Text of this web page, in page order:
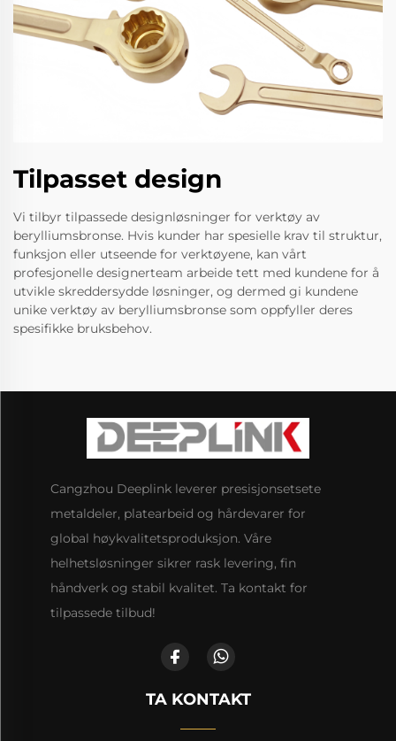
Tilpasset design
Vi tilbyr tilpassede designløsninger for verktøy av
berylliumsbronse. Hvis kunder har spesielle krav til struktur,
funksjon eller utseende for verktøyene, kan vårt
profesjonelle designerteam arbeide tett med kundene for å
utvikle skreddersydde løsninger, og dermed gi kundene
unike verktøy av berylliumsbronse som oppfyller deres
spesifikke bruksbehov.
Cangzhou Deeplink leverer presisjonsetsete
metaldeler, platearbeid og hårdevarer for
global høykvalitetsproduksjon. Våre
helhetsløsninger sikrer rask levering, fin
håndverk og stabil kvalitet. Ta kontakt for
tilpassede tilbud!
TA KONTAKT